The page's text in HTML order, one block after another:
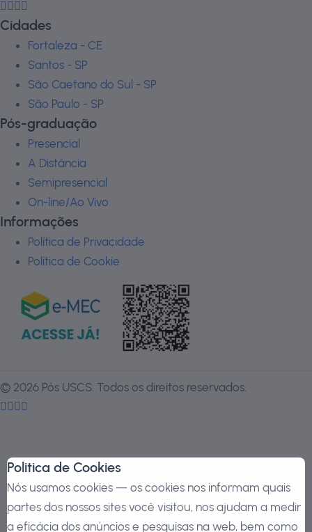
Cidades
Fortaleza - CE
Santos - SP
São Caetano do Sul - SP
São Paulo - SP
Pós-graduação
Presencial
A Distância
Semipresencial
On-line/Ao Vivo
Informações
Política de Privacidade
Política de Cookie
© 2026 Pós USCS. Todos os direitos reservados.
Politica de Cookies
Nós usamos cookies — os cookies nos informam quais
partes dos nossos sites você visitou, nos ajudam a medir
a eficácia dos anúncios e pesquisas na web, bem como